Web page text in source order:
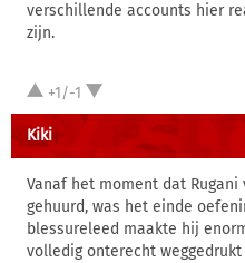
verschillende accounts hier
zijn.
+1/-1
Kiki
Vanaf het moment dat
gehuurd, was het einde
blessureleed maakte hij
volledig onterecht